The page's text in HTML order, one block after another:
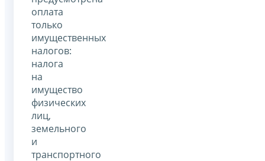
оплата
только
имущественных
налогов:
налога
на
имущество
физических
лиц,
земельного
и
транспортного